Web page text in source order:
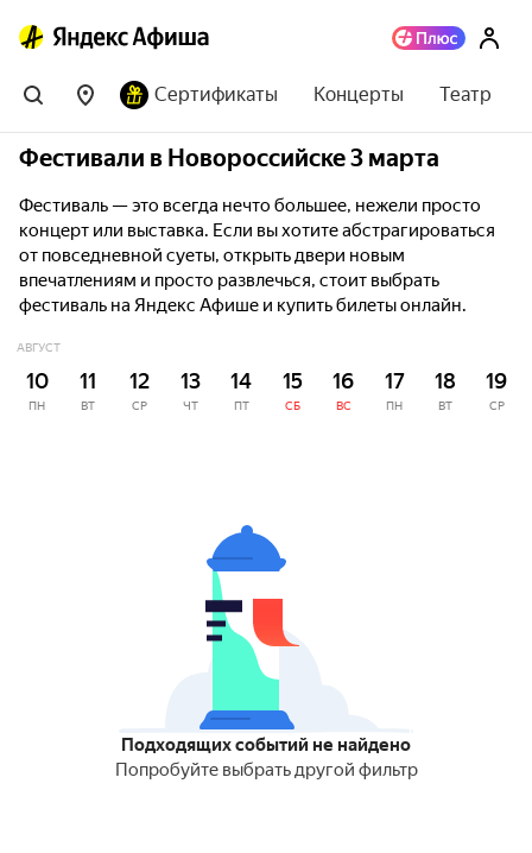
Сертификаты Концерты Театр
Фестивали в Новороссийске 3 марта
Фестиваль — это всегда нечто большее, нежели просто
концерт или выставка. Если вы хотите абстрагироваться
от повседневной суеты, открыть двери новым
впечатлениям и просто развлечься, стоит выбрать
фестиваль на Яндекс Афише и купить билеты онлайн.
АВГУСТ
10
ПН
11
ВТ
12
СР
13
ЧТ
14
ПТ
15
СБ
16
ВС
17
ПН
18
ВТ
19
СР
Подходящих событий не найдено
Попробуйте выбрать другой фильтр